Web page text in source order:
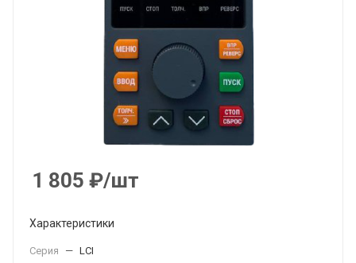
1 805 ₽/шт
Характеристики
Серия — LCI